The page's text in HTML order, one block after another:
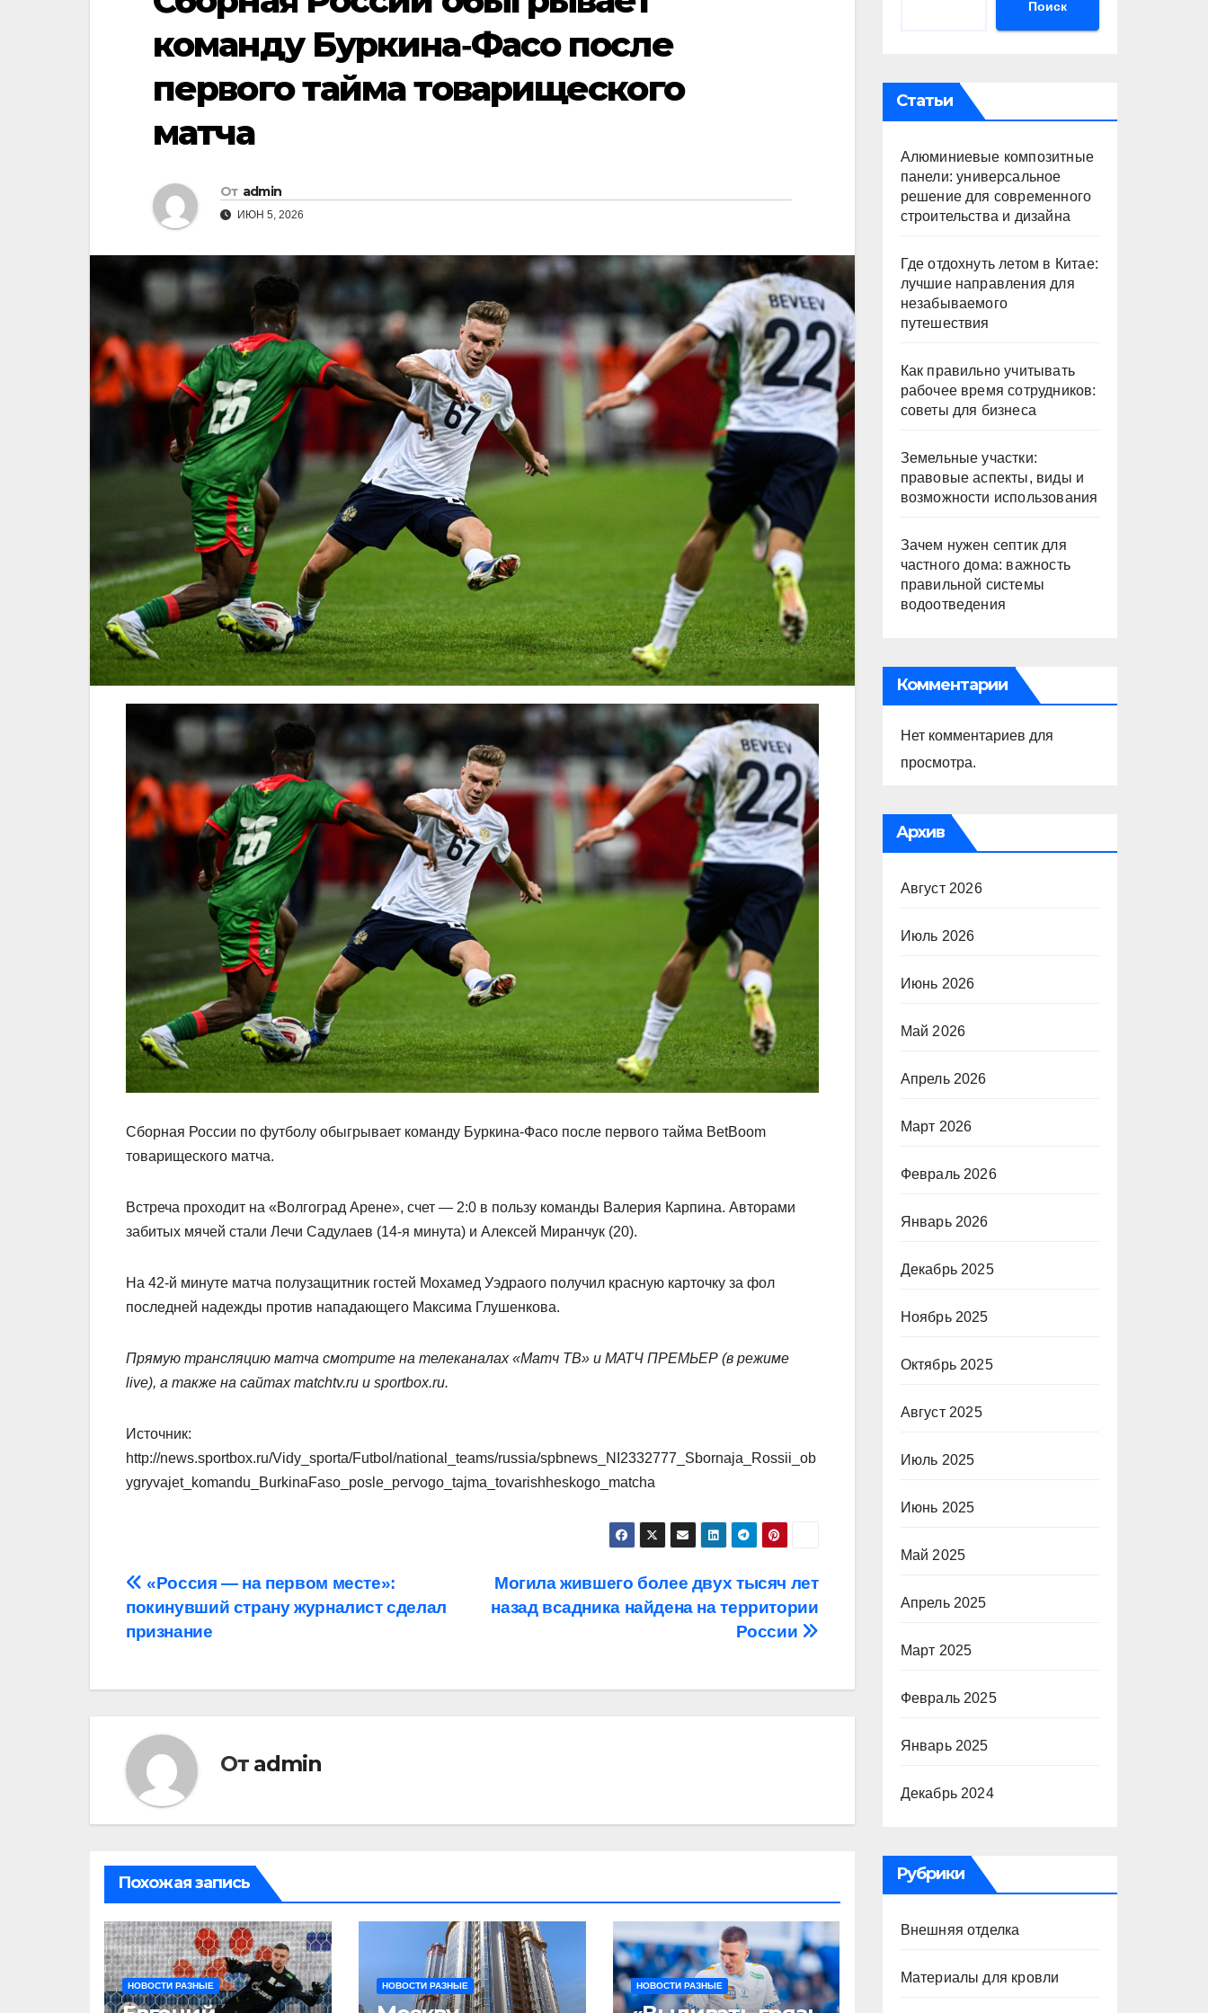
команду Буркина‑Фасо после
первого тайма товарищеского
матча
От admin
ИЮН 5, 2026
Сборная России по футболу обыгрывает команду Буркина‑Фасо после первого тайма BetBoom
товарищеского матча.
Встреча проходит на «Волгоград Арене», счет — 2:0 в пользу команды Валерия Карпина. Авторами
забитых мячей стали Лечи Садулаев (14‑я минута) и Алексей Миранчук (20).
На 42‑й минуте матча полузащитник гостей Мохамед Уэдраого получил красную карточку за фол
последней надежды против нападающего Максима Глушенкова.
Прямую трансляцию матча смотрите на телеканалах «Матч ТВ» и МАТЧ ПРЕМЬЕР (в режиме
live), а также на сайтах matchtv.ru и sportbox.ru.
Источник:
http://news.sportbox.ru/Vidy_sporta/Futbol/national_teams/russia/spbnews_NI2332777_Sbornaja_Rossii_ob
ygryvajet_komandu_BurkinaFaso_posle_pervogo_tajma_tovarishheskogo_matcha
Навигация
по
Могила жившего более двух тысяч лет
назад всадника найдена на территории
России
«Россия — на первом месте»:
покинувший страну журналист сделал
признание
От admin
Похожая запись
НОВОСТИ РАЗНЫЕ НОВОСТИ РАЗНЫЕ НОВОСТИ РАЗНЫЕ
Поиск
Статьи
Алюминиевые композитные
панели: универсальное
решение для современного
строительства и дизайна
Где отдохнуть летом в Китае:
лучшие направления для
незабываемого
путешествия
Как правильно учитывать
рабочее время сотрудников:
советы для бизнеса
Земельные участки:
правовые аспекты, виды и
возможности использования
Зачем нужен септик для
частного дома: важность
правильной системы
водоотведения
Комментарии
Нет комментариев для
просмотра.
Архив
Август 2026
Июль 2026
Июнь 2026
Май 2026
Апрель 2026
Март 2026
Февраль 2026
Январь 2026
Декабрь 2025
Ноябрь 2025
Октябрь 2025
Август 2025
Июль 2025
Июнь 2025
Май 2025
Апрель 2025
Март 2025
Февраль 2025
Январь 2025
Декабрь 2024
Рубрики
Внешняя отделка
Материалы для кровли